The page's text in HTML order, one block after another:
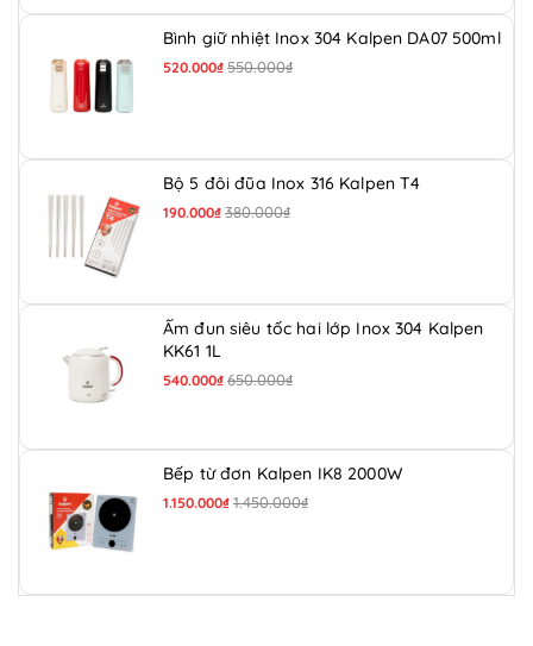
Bình giữ nhiệt Inox 304 Kalpen DA07 500ml
520.000₫ 550.000₫
Bộ 5 đôi đũa Inox 316 Kalpen T4
190.000₫ 380.000₫
Ấm đun siêu tốc hai lớp Inox 304 Kalpen
KK61 1L
540.000₫ 650.000₫
Bếp từ đơn Kalpen IK8 2000W
1.150.000₫ 1.450.000₫